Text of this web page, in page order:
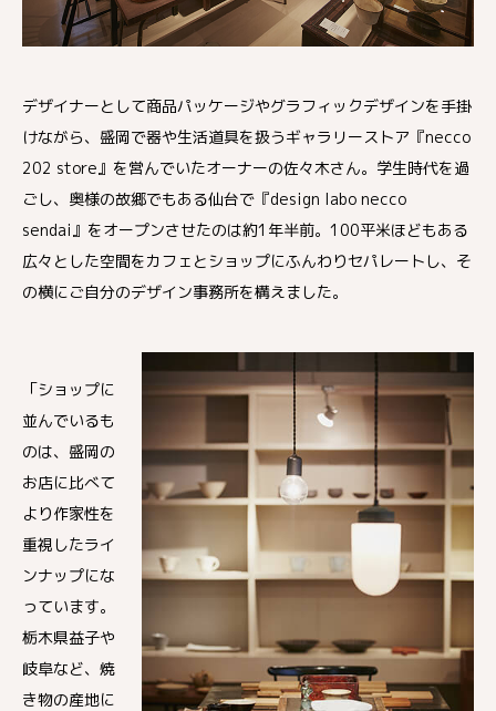
デザイナーとして商品パッケージやグラフィックデザインを手掛
けながら、盛岡で器や生活道具を扱うギャラリーストア『necco
202 store』を営んでいたオーナーの佐々木さん。学生時代を過
ごし、奥様の故郷でもある仙台で『design labo necco
sendai』をオープンさせたのは約1年半前。100平米ほどもある
広々とした空間をカフェとショップにふんわりセパレートし、そ
の横にご自分のデザイン事務所を構えました。
「ショップに
並んでいるも
のは、盛岡の
お店に比べて
より作家性を
重視したライ
ンナップにな
っています。
栃木県益子や
岐阜など、焼
き物の産地に